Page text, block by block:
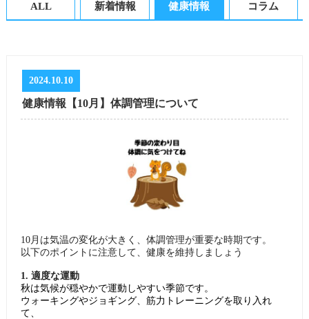
ALL 新着情報 健康情報 コラム
2024.10.10
健康情報【10月】体調管理について
10月は気温の変化が大きく、体調管理が重要な時期です。
以下のポイントに注意して、健康を維持しましょう
1. 適度な運動
秋は気候が穏やかで運動しやすい季節です。
ウォーキングやジョギング、筋力トレーニングを取り入れ
て、